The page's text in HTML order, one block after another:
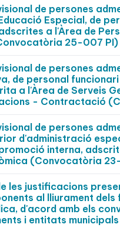
de persones
Especial, de
a l'Àrea de
25-007 PI)
de persones
de personal
a l'Àrea de Serveis
- Contractació
de persones
d'administració
interna,
(Convocatòria
les justificacions
al lliurament
d'acord amb els
i entitats